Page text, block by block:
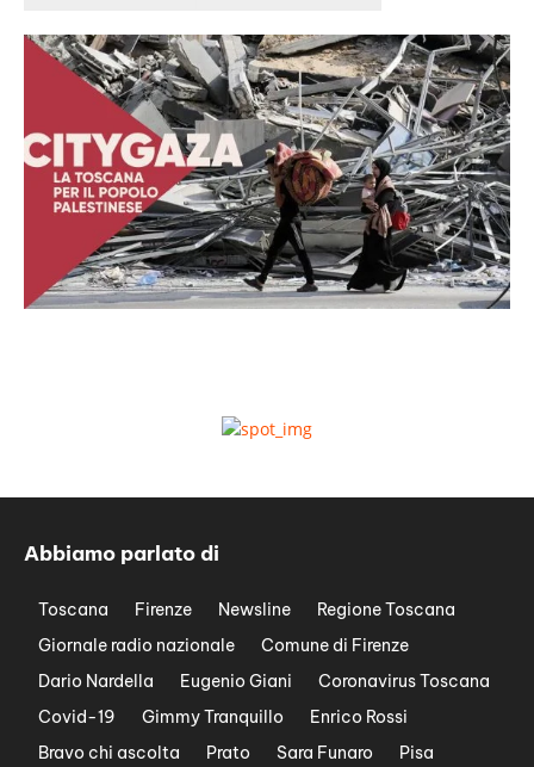
Abbiamo parlato di
Toscana Firenze Newsline
Regione Toscana
Giornale radio nazionale
Comune di Firenze
Dario Nardella
Eugenio Giani
Coronavirus Toscana
Covid-19
Gimmy Tranquillo
Enrico Rossi
Bravo chi ascolta
Prato Sara Funaro
Pisa